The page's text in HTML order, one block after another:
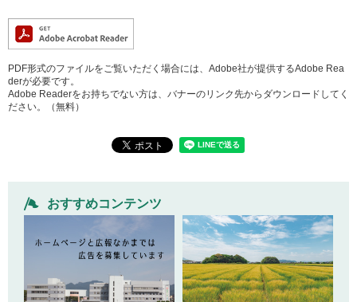
PDF形式のファイルをご覧いただく場合には、Adobe社が提供するAdobe Rea
derが必要です。
Adobe Readerをお持ちでない方は、バナーのリンク先からダウンロードしてく
ださい。（無料）
おすすめコンテンツ